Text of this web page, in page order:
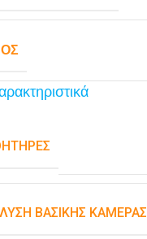
ΒΑΣΙΚΉΣ ΚΆΜΕΡΑΣ